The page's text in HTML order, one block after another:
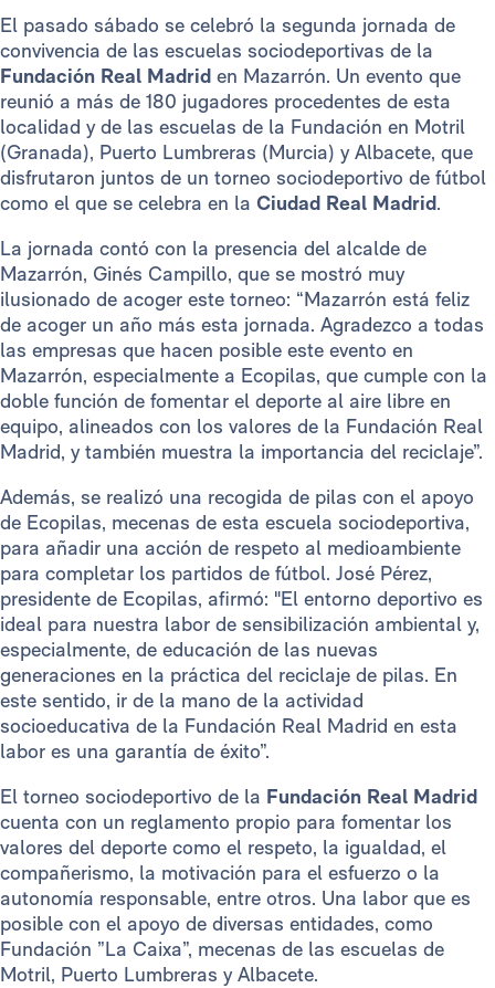
El pasado sábado se celebró la segunda jornada de
convivencia de las escuelas sociodeportivas de la
Fundación Real Madrid en Mazarrón. Un evento que
reunió a más de 180 jugadores procedentes de esta
localidad y de las escuelas de la Fundación en Motril
(Granada), Puerto Lumbreras (Murcia) y Albacete, que
disfrutaron juntos de un torneo sociodeportivo de fútbol
como el que se celebra en la Ciudad Real Madrid.
La jornada contó con la presencia del alcalde de
Mazarrón, Ginés Campillo, que se mostró muy
ilusionado de acoger este torneo: “Mazarrón está feliz
de acoger un año más esta jornada. Agradezco a todas
las empresas que hacen posible este evento en
Mazarrón, especialmente a Ecopilas, que cumple con la
doble función de fomentar el deporte al aire libre en
equipo, alineados con los valores de la Fundación Real
Madrid, y también muestra la importancia del reciclaje”.
Además, se realizó una recogida de pilas con el apoyo
de Ecopilas, mecenas de esta escuela sociodeportiva,
para añadir una acción de respeto al medioambiente
para completar los partidos de fútbol. José Pérez,
presidente de Ecopilas, afirmó: "El entorno deportivo es
ideal para nuestra labor de sensibilización ambiental y,
especialmente, de educación de las nuevas
generaciones en la práctica del reciclaje de pilas. En
este sentido, ir de la mano de la actividad
socioeducativa de la Fundación Real Madrid en esta
labor es una garantía de éxito”.
El torneo sociodeportivo de la Fundación Real Madrid
cuenta con un reglamento propio para fomentar los
valores del deporte como el respeto, la igualdad, el
compañerismo, la motivación para el esfuerzo o la
autonomía responsable, entre otros. Una labor que es
posible con el apoyo de diversas entidades, como
Fundación ”La Caixa”, mecenas de las escuelas de
Motril, Puerto Lumbreras y Albacete.